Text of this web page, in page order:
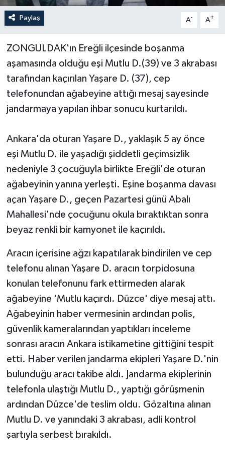
Paylaş A- A+
ZONGULDAK'ın Ereğli ilçesinde boşanma
aşamasında olduğu eşi Mutlu D.(39) ve 3 akrabası
tarafından kaçırılan Yaşare D. (37), cep
telefonundan ağabeyine attığı mesaj sayesinde
jandarmaya yapılan ihbar sonucu kurtarıldı.
Ankara'da oturan Yaşare D., yaklaşık 5 ay önce
eşi Mutlu D. ile yaşadığı şiddetli geçimsizlik
nedeniyle 3 çocuğuyla birlikte Ereğli'de oturan
ağabeyinin yanına yerleşti. Eşine boşanma davası
açan Yaşare D., geçen Pazartesi günü Abalı
Mahallesi'nde çocuğunu okula bıraktıktan sonra
beyaz renkli bir kamyonet ile kaçırıldı.
Aracın içerisine ağzı kapatılarak bindirilen ve cep
telefonu alınan Yaşare D. aracın torpidosuna
konulan telefonunu fark ettirmeden alarak
ağabeyine 'Mutlu kaçırdı. Düzce' diye mesaj attı.
Ağabeyinin haber vermesinin ardından polis,
güvenlik kameralarından yaptıkları inceleme
sonrası aracın Ankara istikametine gittiğini tespit
etti. Haber verilen jandarma ekipleri Yaşare D.'nin
bulunduğu aracı takibe aldı. Jandarma ekiplerinin
telefonla ulaştığı Mutlu D., yaptığı görüşmenin
ardından Düzce'de teslim oldu. Gözaltına alınan
Mutlu D. ve yanındaki 3 akrabası, adli kontrol
şartıyla serbest bırakıldı.
Turizm
Yaşam
DÜNYA